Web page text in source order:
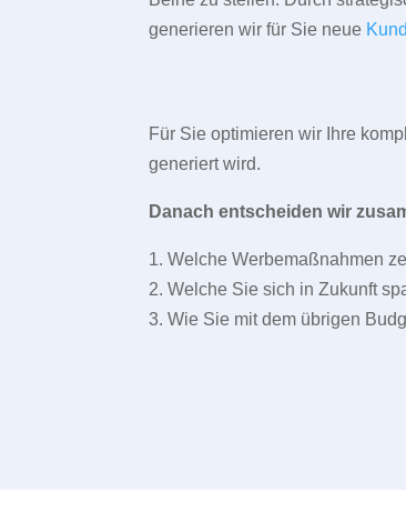
generieren wir für Sie neue
Für Sie optimieren wir Ihre
generiert wird.
Danach entscheiden wir
1. Welche Werbemaßnahmen
2. Welche Sie sich in Zukunft
3. Wie Sie mit dem übrigen